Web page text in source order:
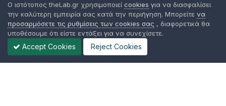
Ο ιστότοπος theLab.gr χρησιμοποιεί cookies για να διασφαλίσει
την καλύτερη εμπειρία σας κατά την περιήγηση. Μπορείτε να
προσαρμόσετε τις ρυθμίσεις των cookies σας , διαφορετικά θα
υποθέσουμε ότι είστε εντάξει για να συνεχίσετε.
Accept Cookies Reject Cookies